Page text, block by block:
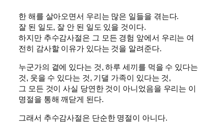
한 해를 살아오면서 우리는 많은 일들을 겪는다.
잘 된 일도, 잘 안 된 일도 있을 것이다.
하지만 추수감사절은 그 모든 경험 앞에서 우리는 여
전히 감사할 이유가 있다는 것을 알려준다.
누군가의 곁에 있다는 것, 하루 세끼를 먹을 수 있다는
것, 웃을 수 있다는 것, 기댈 가족이 있다는 것,
그 모든 것이 사실 당연한 것이 아니었음을 우리는 이
명절을 통해 깨닫게 된다.
그래서 추수감사절은 단순한 명절이 아니다.